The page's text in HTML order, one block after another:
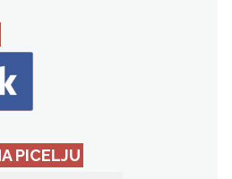
PICELJU